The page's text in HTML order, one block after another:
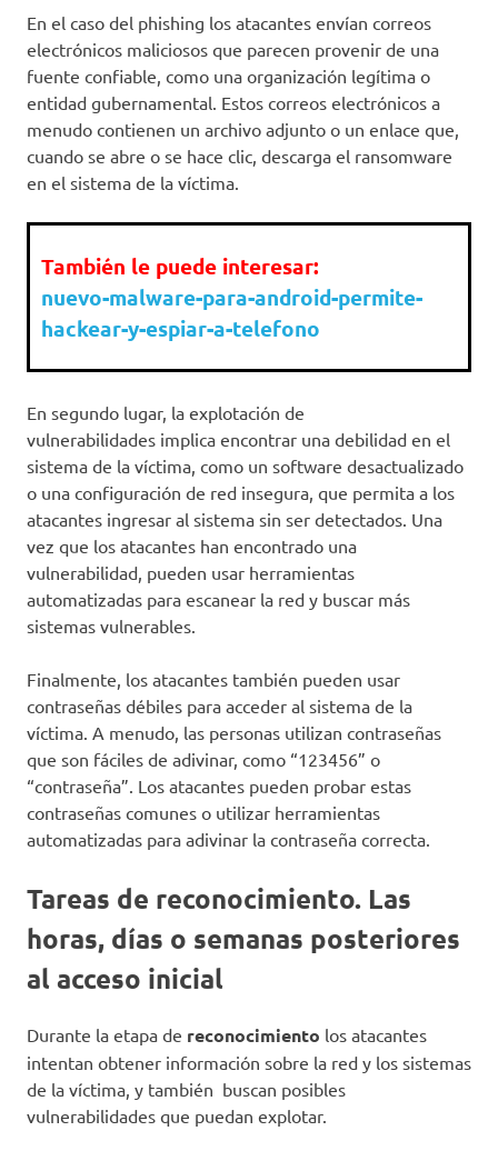
En el caso del phishing los atacantes envían correos
electrónicos maliciosos que parecen provenir de una
fuente confiable, como una organización legítima o
entidad gubernamental. Estos correos electrónicos a
menudo contienen un archivo adjunto o un enlace que,
cuando se abre o se hace clic, descarga el ransomware
en el sistema de la víctima.
También le puede interesar:
nuevo-malware-para-android-permite-
hackear-y-espiar-a-telefono
En segundo lugar, la explotación de
vulnerabilidades implica encontrar una debilidad en el
sistema de la víctima, como un software desactualizado
o una configuración de red insegura, que permita a los
atacantes ingresar al sistema sin ser detectados. Una
vez que los atacantes han encontrado una
vulnerabilidad, pueden usar herramientas
automatizadas para escanear la red y buscar más
sistemas vulnerables.
Finalmente, los atacantes también pueden usar
contraseñas débiles para acceder al sistema de la
víctima. A menudo, las personas utilizan contraseñas
que son fáciles de adivinar, como “123456” o
“contraseña”. Los atacantes pueden probar estas
contraseñas comunes o utilizar herramientas
automatizadas para adivinar la contraseña correcta.
Tareas de reconocimiento. Las
horas, días o semanas posteriores
al acceso inicial
Durante la etapa de reconocimiento los atacantes
intentan obtener información sobre la red y los sistemas
de la víctima, y también buscan posibles
vulnerabilidades que puedan explotar.